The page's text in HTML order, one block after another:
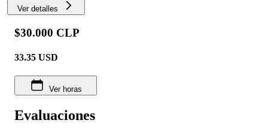
Ver detalles
$30.000 CLP
33.35 USD
Ver horas
Evaluaciones